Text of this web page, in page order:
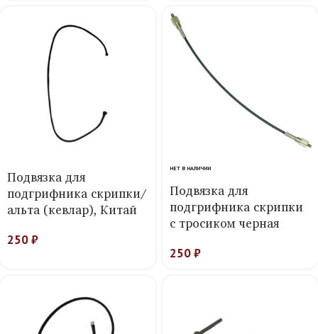
Подвязка для
подгрифника скрипки/
альта (кевлар), Китай
250₽
НЕТ В НАЛИЧИИ
Подвязка для
подгрифника скрипки
с тросиком черная
250₽